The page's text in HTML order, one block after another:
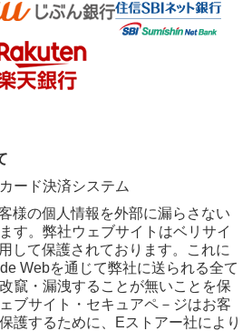
様の個人情報を外部に漏らさない
す。弊社ウェブサイトはベリサイ
して保護されております。これに
Webを通じて弊社に送られる全て
竄・漏洩することが無いことを保
ブサイト・セキュアペ－ジはお客
護するために、Eストアー社により